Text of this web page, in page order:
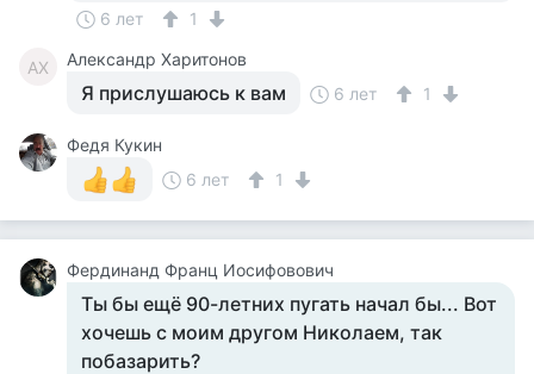
6 лет 1
АХ Александр Харитонов
Я прислушаюсь к вам 6 лет 1
Федя Кукин
6 лет
1
Фердинанд Франц Иосифовович
Ты бы ещё 90-летних пугать начал бы... Вот
хочешь с моим другом Николаем, так
побазарить?